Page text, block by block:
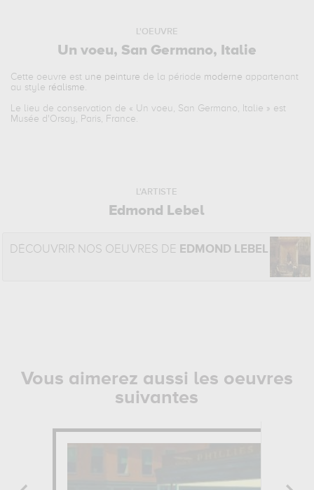
L'OEUVRE
Un voeu, San Germano, Italie
Cette oeuvre est une peinture de la période moderne appartenant
au style réalisme.
Le lieu de conservation de « Un voeu, San Germano, Italie » est
Musée d'Orsay, Paris, France.
L'ARTISTE
Edmond Lebel
DÉCOUVRIR NOS OEUVRES DE EDMOND LEBEL
Vous aimerez aussi les oeuvres
suivantes